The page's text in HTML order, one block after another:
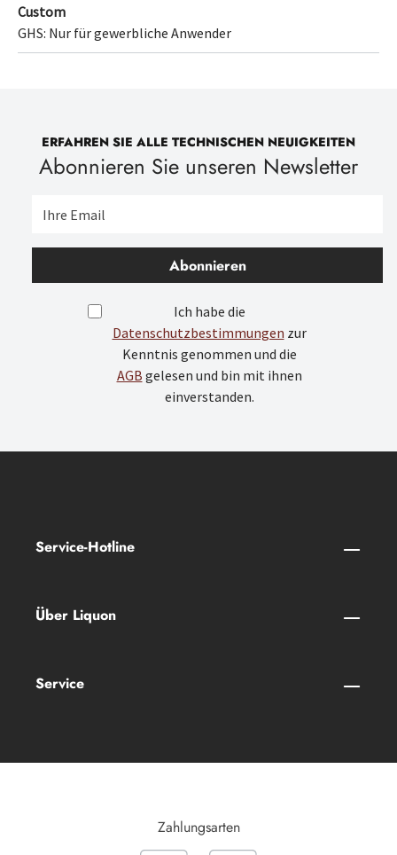
Custom
GHS: Nur für gewerbliche Anwender
ERFAHREN SIE ALLE TECHNISCHEN NEUIGKEITEN
Abonnieren Sie unseren Newsletter
Abonnieren
Ich habe die
Datenschutzbestimmungen zur
Kenntnis genommen und die
AGB gelesen und bin mit ihnen
einverstanden.
Service-Hotline
Über Liquon
Service
Zahlungsarten